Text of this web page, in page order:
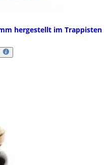
hergestellt im Trappisten